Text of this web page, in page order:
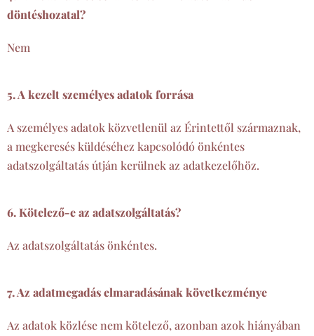
döntéshozatal?
Nem
5. A kezelt személyes adatok forrása
A személyes adatok közvetlenül az Érintettől származnak,
a megkeresés küldéséhez kapcsolódó önkéntes
adatszolgáltatás útján kerülnek az adatkezelőhöz.
6. Kötelező-e az adatszolgáltatás?
Az adatszolgáltatás önkéntes.
7. Az adatmegadás elmaradásának következménye
Az adatok közlése nem kötelező, azonban azok hiányában